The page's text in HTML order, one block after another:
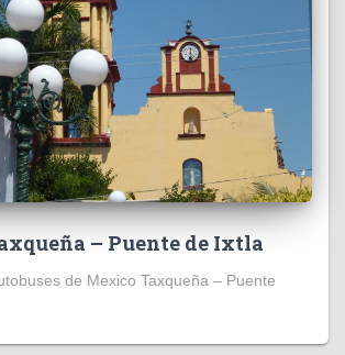
– Puente de Ixtla
de Mexico Taxqueña – Puente